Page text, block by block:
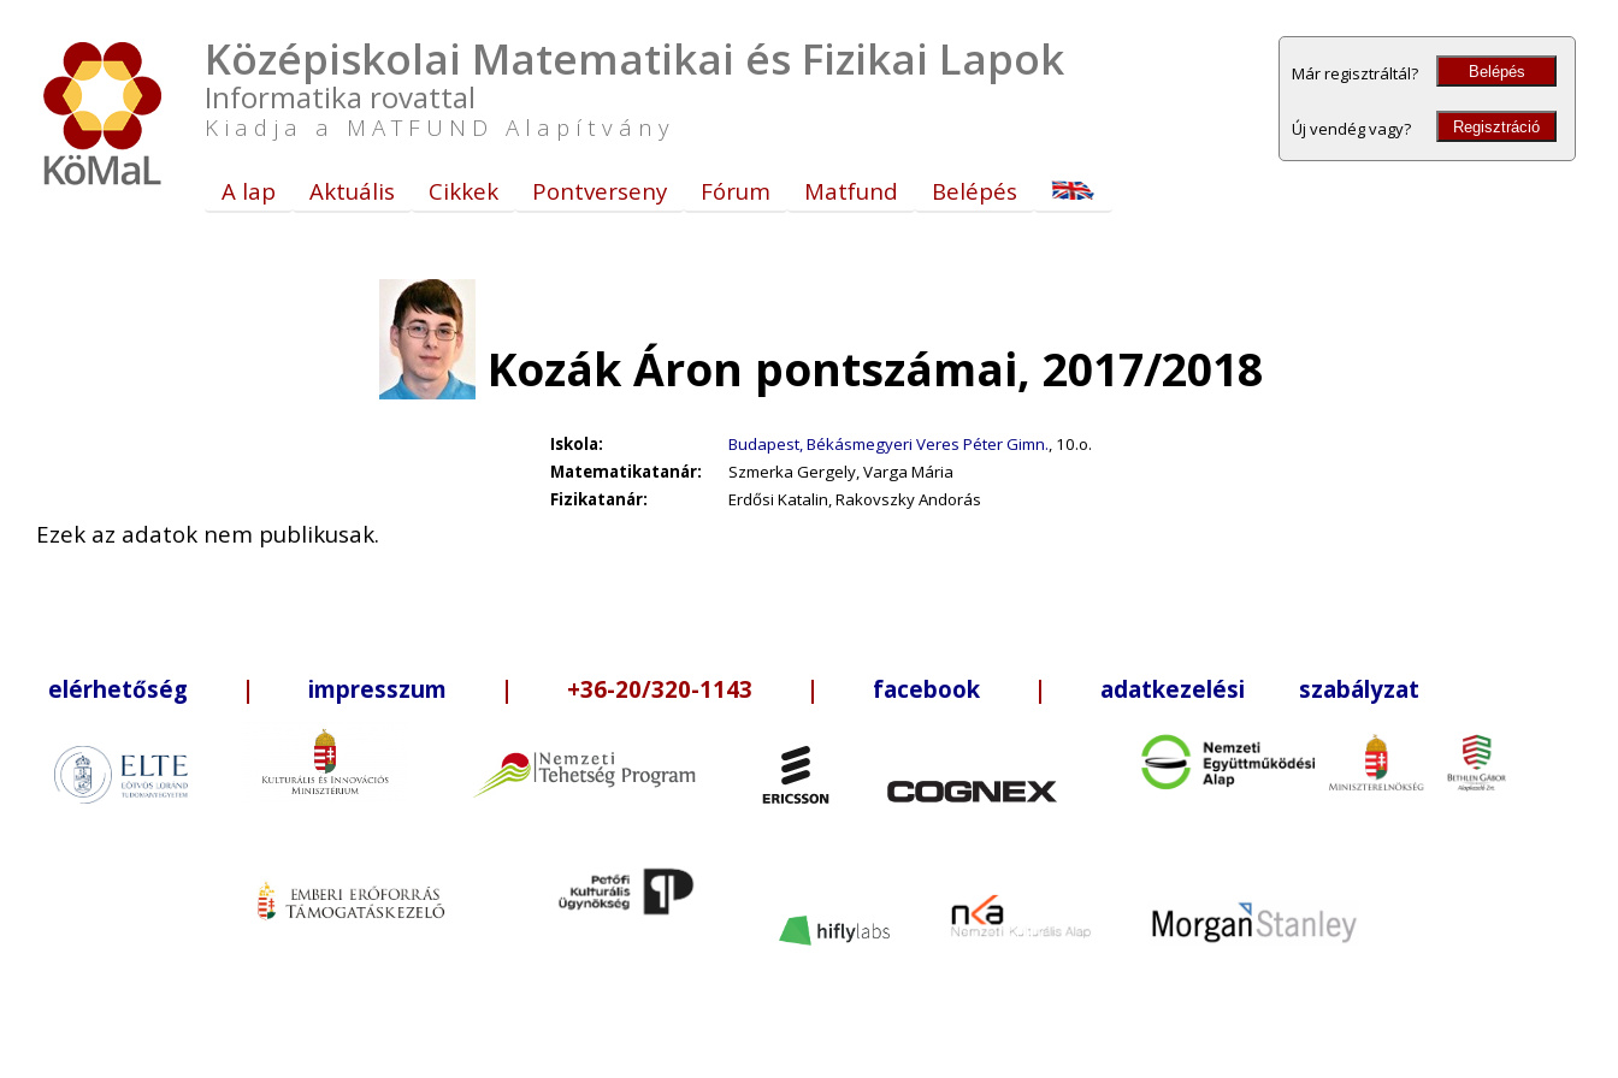
Középiskolai Matematikai és Fizikai Lapok
Informatika rovattal
Kiadja a MATFUND Alapítvány
Már regisztráltál? Belépés
Új vendég vagy? Regisztráció
A lap Aktuális Cikkek Pontverseny Fórum Matfund Belépés
Kozák Áron pontszámai, 2017/2018
Iskola: Budapest, Békásmegyeri Veres Péter Gimn., 10.o.
Matematikatanár:
Szmerka Gergely, Varga Mária
Fizikatanár:
Erdősi Katalin, Rakovszky Andorás
Ezek az adatok nem publikusak.
elérhetőség | impresszum | +36-20/320-1143 | facebook | adatkezelési szabályzat